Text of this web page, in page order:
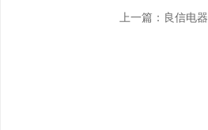
上一篇：良信电器